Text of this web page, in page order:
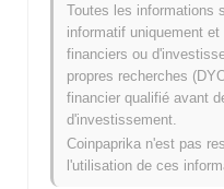
FUTURAI se négocie
ATH .
Comment FUTURAI
marché crypto plus
Au cours des 7 derniers
surpassant le marché
0.82%
Toutes les informations
informatif uniquement
financiers ou
propres recherches
financier qualifié avant
d'investissement.
Coinpaprika n'est pas
l'utilisation de ces